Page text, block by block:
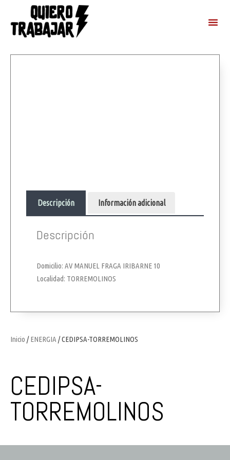
Inicio /ENERGIA / CEDIPSA-TORREMOLINOS
CEDIPSA-
TORREMOLINOS
Descripción Información adicional
Descripción
Domicilio: AV MANUEL FRAGA IRIBARNE 10
Localidad: TORREMOLINOS